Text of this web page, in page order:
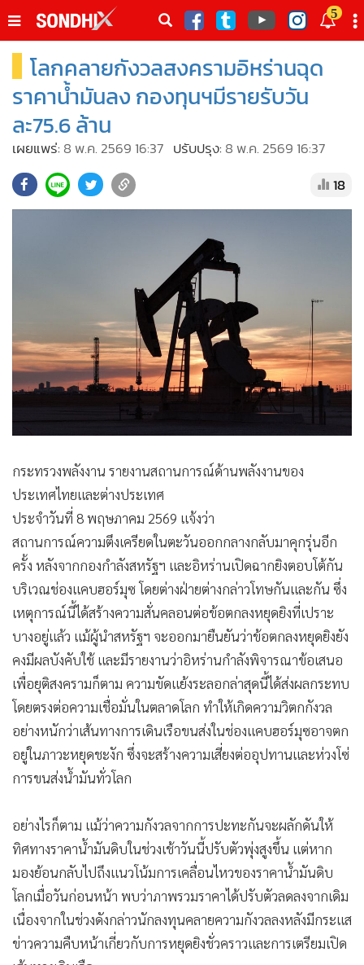
ดต
5
หน้าหลัก
SondhiX
• World Talk
• ผู้เฒ่าเล่าเรื่อง
• ข่าวลึกปมลับ
• เศรษฐกิจ-ธุรกิจ
• สังคม-โซเชียล
โลกคลายกังวลสงครามอิหร่านฉุด
ราคาน้ำมันลง กองทุนฯมีรายรับวัน
ละ75.6 ล้าน
เผยแพร่: 8 พ.ค. 2569 16:37 ปรับปรุง: 8 พ.ค. 2569 16:37
18
กระทรวงพลังงาน รายงานสถานการณ์ด้านพลังงานของ
ประเทศไทยและต่างประเทศ
ประจำวันที่ 8 พฤษภาคม 2569 แจ้งว่า
สถานการณ์ความตึงเครียดในตะวันออกกลางกลับมาคุกรุ่นอีก
ครั้ง หลังจากกองกำลังสหรัฐฯ และอิหร่านเปิดฉากยิงตอบโต้กัน
บริเวณช่องแคบฮอร์มุซ โดยต่างฝ่ายต่างกล่าวโทษกันและกัน ซึ่ง
เหตุการณ์นี้ได้สร้างความสั่นคลอนต่อข้อตกลงหยุดยิงที่เปราะ
บางอยู่แล้ว แม้ผู้นำสหรัฐฯ จะออกมายืนยันว่าข้อตกลงหยุดยิงยัง
คงมีผลบังคับใช้ และมีรายงานว่าอิหร่านกำลังพิจารณาข้อเสนอ
เพื่อยุติสงครามก็ตาม ความขัดแย้งระลอกล่าสุดนี้ได้ส่งผลกระทบ
โดยตรงต่อความเชื่อมั่นในตลาดโลก ทำให้เกิดความวิตกกังวล
อย่างหนักว่าเส้นทางการเดินเรือขนส่งในช่องแคบฮอร์มุซอาจตก
อยู่ในภาวะหยุดชะงัก ซึ่งจะสร้างความเสี่ยงต่ออุปทานและห่วงโซ่
การขนส่งน้ำมันทั่วโลก
อย่างไรก็ตาม แม้ว่าความกังวลจากการปะทะกันจะผลักดันให้
ทิศทางราคาน้ำมันดิบในช่วงเช้าวันนี้ปรับตัวพุ่งสูงขึ้น แต่หาก
มองย้อนกลับไปถึงแนวโน้มการเคลื่อนไหวของราคาน้ำมันดิบ
โลกเมื่อวันก่อนหน้า พบว่าภาพรวมราคาได้ปรับตัวลดลงจากเดิม
เนื่องจากในช่วงดังกล่าวนักลงทุนคลายความกังวลลงหลังมีกระแส
ข่าวความคืบหน้าเกี่ยวกับการหยุดยิงชั่วคราวและการเตรียมเปิด